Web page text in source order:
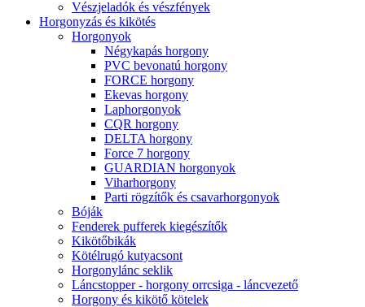
Vészjeladók és vészfények
Horgonyzás és kikötés
Horgonyok
Négykapás horgony
PVC bevonatú horgony
FORCE horgony
Ekevas horgony
Laphorgonyok
CQR horgony
DELTA horgony
Force 7 horgony
GUARDIAN horgonyok
Viharhorgony
Parti rögzítők és csavarhorgonyok
Bóják
Fenderek pufferek kiegészítők
Kikötőbikák
Kötélrugó kutyacsont
Horgonylánc seklik
Láncstopper - horgony orrcsiga - láncvezető
Horgony és kikötő kötelek